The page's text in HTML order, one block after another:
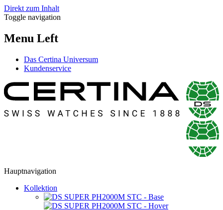
Direkt zum Inhalt
Toggle navigation
Menu Left
Das Certina Universum
Kundenservice
Hauptnavigation
Kollektion